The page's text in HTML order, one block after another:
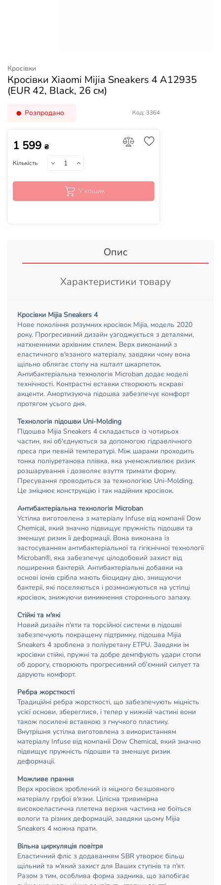
Кросівки
Кросівки Xiaomi Mijia Sneakers 4 A12935
(EUR 42, Black, 26 см)
Розпродано Код: 3364
1 599 ₴
Кількість
У кошик
Опис
Характеристики товару
Кросівки Mijia Sneakers 4
Нове покоління розумних кросівок Mijia, модель 2020
року. Прогресивний дизайн узгоджується з деталями,
натхненними архівним стилем. Верх виконаний з
еластичного в'язаного матеріалу, завдяки чому вона
щільно облягає стопу на кшталт шкарпеток.
Антибактеріальна технологія Microban додає моделі
технічності. Контрастні вставки створюють яскраві
акценти. Амортизуюча підошва забезпечує комфорт
протягом усього дня.
Технологія підошви Uni-Molding
Підошва Mijia Sneakers 4 складається із чотирьох
частин, які об'єднуються за допомогою гідравлічного
преса при певній температурі. Між шарами проходить
тонка поліуретанова плівка, яка унеможливлює ризик
розшарування і дозволяє взуття тримати форму.
Пресування проводиться за технологією Uni-Molding.
Це зміцнює конструкцію і так надійних кросівок.
Антибактеріальна технологія Microban
Устілка виготовлена з матеріалу Infuse від компанії Dow
Chemical, який значно підвищує пружність підошви та
зменшує ризик її деформації. Вона виконана із
застосуванням антибактеріальної та гігієнічної технології
Microban®, яка забезпечує цілодобовий захист від
поширення бактерій. Антибактеріальні добавки на
основі іонів срібла мають біоцидну дію, знищуючи
бактерії, які поселяються і розмножуються на устілці
кросівок, знижуючи виникнення стороннього запаху.
Стійкі та м'які
Новий дизайн п'яти та торсійної системи в підошві
забезпечують покращену підтримку, підошва Mijia
Sneakers 4 зроблена з поліуретану ETPU. Завдяки їм
кросівки стійкі, пружні та добре демпфують удари стопи
об дорогу, створюють прогресивний об'ємний силует та
дарують комфорт.
Ребра жорсткості
Традиційні ребра жорсткості, що забезпечують міцність
усієї основи, збереглися, і тепер у нижній частині вони
також посилені вставкою з гнучкого пластику.
Внутрішня устілка виготовлена з використанням
матеріалу Infuse від компанії Dow Chemical, який значно
підвищує пружність підошви та зменшує ризик
деформації.
Можливе прання
Верх кросівок зроблений із міцного безшовного
матеріалу грубої в'язки. Цілісна тривимірна
високоеластична плетена верхня частина не боїться
вологи та різних деформацій, завдяки цьому Mijia
Sneakers 4 можна прати.
Вільна циркуляція повітря
Еластичний фліс з додаванням SBR утворює більш
щільний та м'який захист для Ваших ступнів та п'ят.
Разом з тим, особлива форма задника, що запобігає